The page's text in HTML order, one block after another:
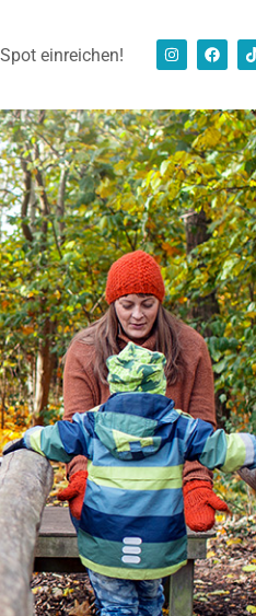
Spot einreichen!